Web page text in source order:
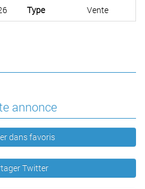
Type Vente
annonce
dans favoris
Twitter